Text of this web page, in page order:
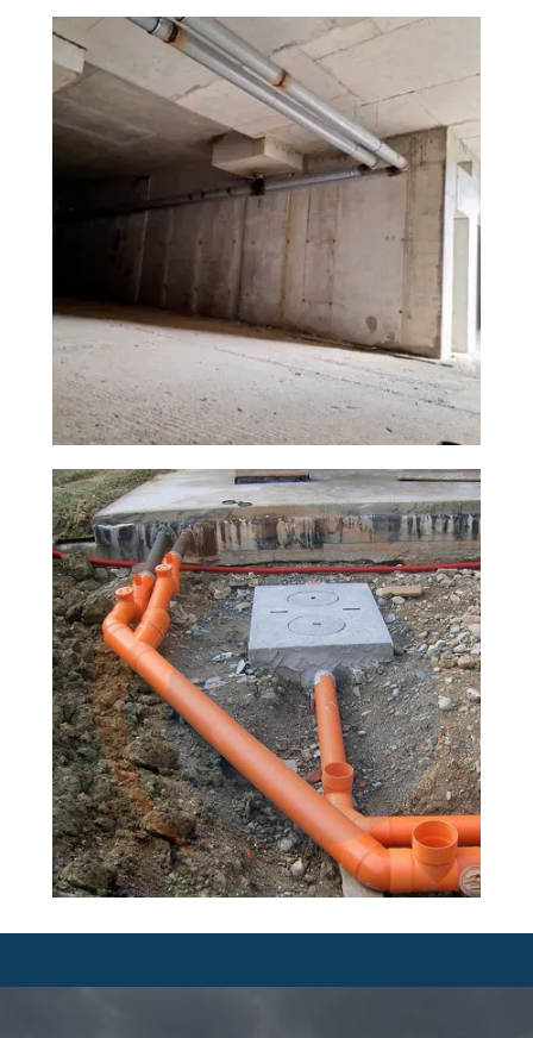
Работаем 24/7
Строительство наружных сетей
водопровода и канализации
Подключение, врезка в центральную систему
водоснабжения и водо-отведения.
Строительство и монтаж
канализации
Монтаж железобетонных колец
водоотведением под ключ
Копка траншеи и септиков
вручную с монтажем под
ключ,где нет доступа для
г. Алматы
Контакты
Адрес
8 707 633 33 10
GOLDEN MASTER
2026
Оставить Заявку